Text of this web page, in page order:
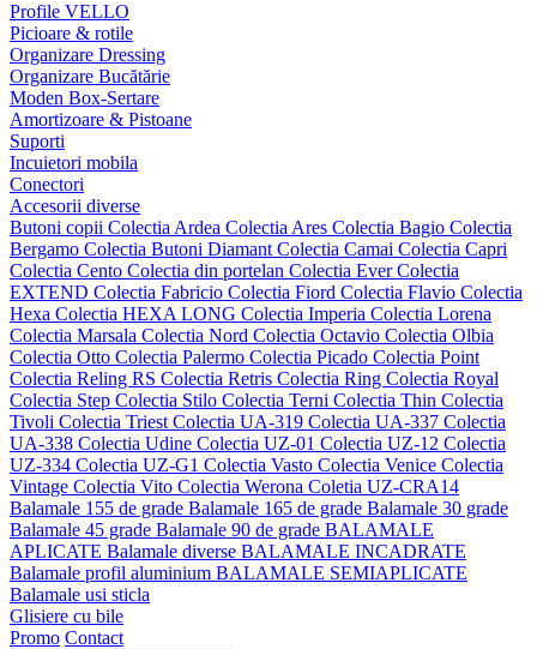
Profile VELLO
Picioare & rotile
Organizare Dressing
Organizare Bucătărie
Moden Box-Sertare
Amortizoare & Pistoane
Suporti
Incuietori mobila
Conectori
Accesorii diverse
Butoni copii Colectia Ardea Colectia Ares Colectia Bagio Colectia
Bergamo Colectia Butoni Diamant Colectia Camai Colectia Capri
Colectia Cento Colectia din portelan Colectia EverColectia
EXTEND Colectia Fabricio Colectia Fiord Colectia Flavio Colectia
Hexa Colectia HEXA LONG Colectia Imperia Colectia Lorena
Colectia Marsala Colectia Nord Colectia Octavio Colectia Olbia
Colectia Otto Colectia Palermo Colectia Picado Colectia Point
Colectia Reling RS Colectia Retris Colectia Ring Colectia Royal
Colectia Step Colectia Stilo Colectia Terni Colectia Thin Colectia
Tivoli Colectia Triest Colectia UA-319 Colectia UA-337 Colectia
UA-338 Colectia Udine Colectia UZ-01 Colectia UZ-12 Colectia
UZ-334 Colectia UZ-G1 Colectia Vasto Colectia Venice Colectia
Vintage Colectia Vito Colectia Werona Coletia UZ-CRA14
Balamale 155 de grade Balamale 165 de grade Balamale 30 grade
Balamale 45 grade Balamale 90 de grade BALAMALE
APLICATE Balamale diverse BALAMALE INCADRATE
Balamale profil aluminium BALAMALE SEMIAPLICATE
Balamale usi sticla
Glisiere cu bile
Promo Contact